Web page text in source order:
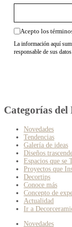
Acepto los
La información aquí
responsable de sus datos
Categorías del
Novedades
Tendencias
Galería de ideas
Diseños
Espacios que se
Proyectos que
Decortips
Conoce más
Concepto de
Actualidad
Ir a
Novedades